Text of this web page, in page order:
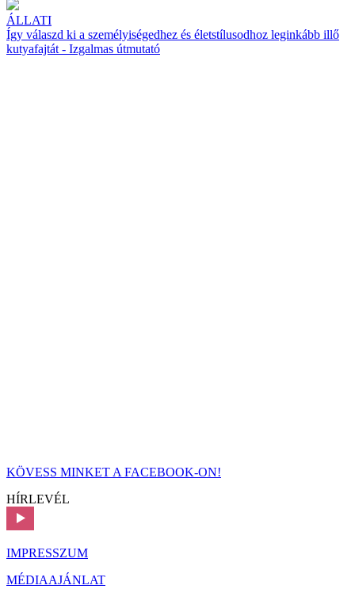
ÁLLATI
Így válaszd ki a személyiségedhez és életstílusodhoz leginkább illő
kutyafajtát - Izgalmas útmutató
KÖVESS MINKET A FACEBOOK-ON!
HÍRLEVÉL
IMPRESSZUM
MÉDIAAJÁNLAT